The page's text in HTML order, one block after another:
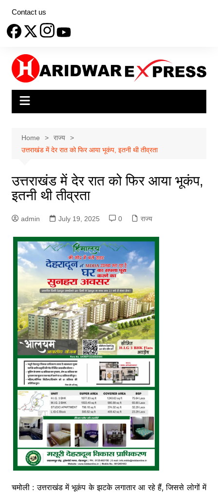
content
Contact us
Home
राज्य
उत्तराखंड में देर रात को फिर आया भूकंप, इतनी थी तीव्रता
उत्तराखंड में देर रात को फिर आया भूकंप,
इतनी थी तीव्रता
admin July 19, 2025 0 राज्य
चमोली : उत्तराखंड में भूकंप के झटके लगातार आ रहे हैं, जिससे लोगों में